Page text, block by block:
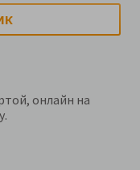
онлайн на